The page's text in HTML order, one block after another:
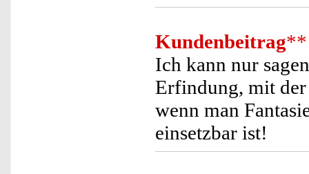
Kundenbeitrag**
Ich kann nur
Erfindung, mit der
wenn man
einsetzbar ist!